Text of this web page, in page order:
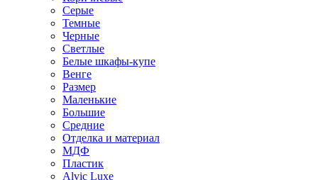
Серые
Темные
Черные
Светлые
Белые шкафы-купе
Венге
Размер
Маленькие
Большие
Средние
Отделка и материал
МДФ
Пластик
Alvic Luxe